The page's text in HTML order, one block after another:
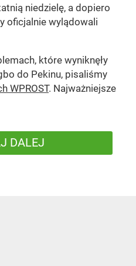
niedzielę, a dopiero
oficjalnie wylądowali
które wyniknęły
do Pekinu, pisaliśmy
WPROST. Najważniejsze
DALEJ